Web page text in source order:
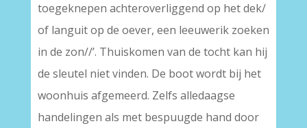
toegeknepen achteroverliggend op het dek/
of languit op de oever, een leeuwerik zoeken
in de zon//’. Thuiskomen van de tocht kan hij
de sleutel niet vinden. De boot wordt bij het
woonhuis afgemeerd. Zelfs alledaagse
handelingen als met bespuugde hand door